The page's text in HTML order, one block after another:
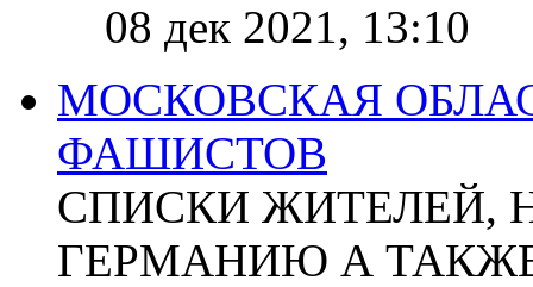
08 дек 2021, 13:10
МОСКОВСКАЯ
ФАШИСТОВ
СПИСКИ ЖИТЕЛЕЙ,
ГЕРМАНИЮ А